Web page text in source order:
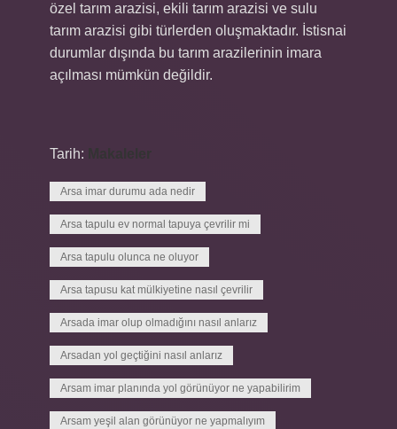
özel tarım arazisi, ekili tarım arazisi ve sulu
tarım arazisi gibi türlerden oluşmaktadır. İstisnai
durumlar dışında bu tarım arazilerinin imara
açılması mümkün değildir.
Tarih:
Arsa imar durumu ada nedir
Arsa tapulu ev normal tapuya çevrilir mi
Arsa tapulu olunca ne oluyor
Arsa tapusu kat mülkiyetine nasıl çevrilir
Arsada imar olup olmadığını nasıl anlarız
Arsadan yol geçtiğini nasıl anlarız
Arsam imar planında yol görünüyor ne yapabilirim
Arsam yeşil alan görünüyor ne yapmalıyım